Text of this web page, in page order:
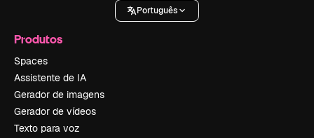
Português
Produtos
Spaces
Assistente de IA
Gerador de imagens
Gerador de vídeos
Texto para voz